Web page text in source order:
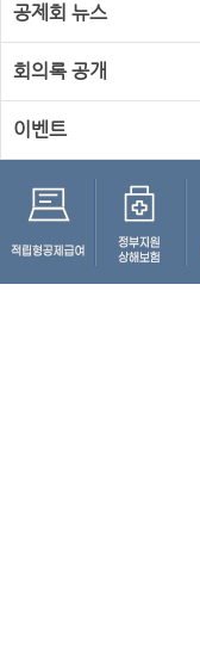
공제회 뉴스
회의록 공개
이벤트